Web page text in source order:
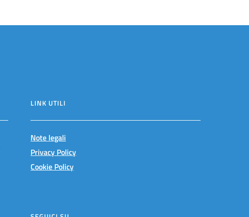
LINK UTILI
Note legali
Privacy Policy
Cookie Policy